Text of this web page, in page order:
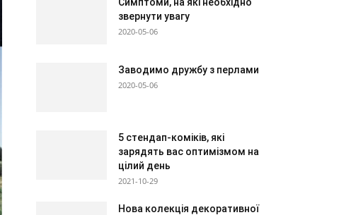
звернути увагу
2020-05-06
Заводимо дружбу з перлами
2020-05-06
5 стендап-коміків, які
зарядять вас оптимізмом на
цілий день
2021-10-29
Нова колекція декоративної